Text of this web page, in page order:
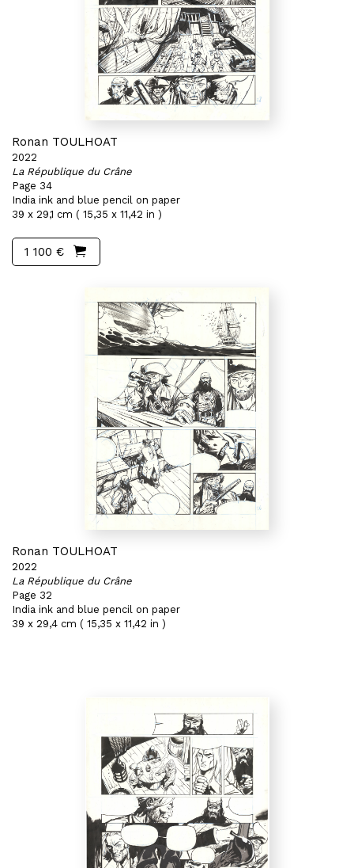
Ronan TOULHOAT
2022
La République du Crâne
Page 34
India ink and blue pencil on paper
39 x 29,1 cm ( 15,35 x 11,42 in )
1 100 €
Ronan TOULHOAT
2022
La République du Crâne
Page 32
India ink and blue pencil on paper
39 x 29,4 cm ( 15,35 x 11,42 in )